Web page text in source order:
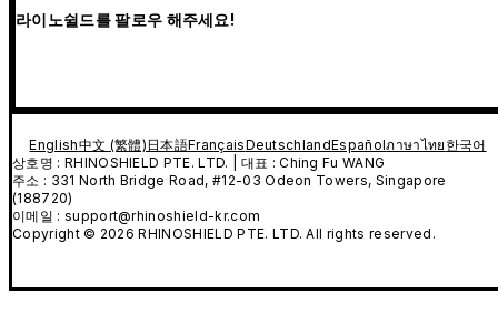
라이노쉴드를 팔로우 해주세요!
English中文 (繁體) 日本語FrançaisDeutschlandEspañolภาษาไทย 한국어
상호명 : RHINOSHIELD PTE. LTD. | 대표 : Ching Fu WANG
주소 : 331 North Bridge Road, #12-03 Odeon Towers, Singapore
(188720)
이메일 : support@rhinoshield-kr.com
Copyright © 2026 RHINOSHIELD PTE. LTD. All rights reserved.